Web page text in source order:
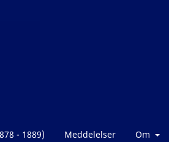
- 1889) Meddelelser Om